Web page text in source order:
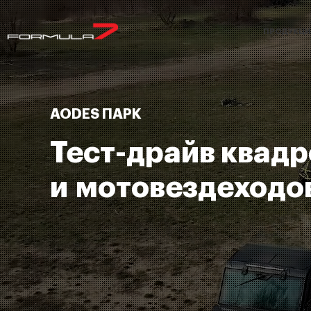
Тест-драйв
и
AODES ПАРК